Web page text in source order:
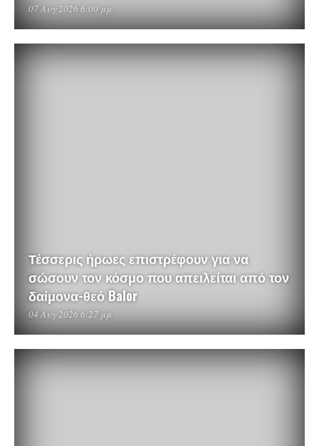
07 Αυγ 2026 6:00 μμ
Τέσσερις ήρωες επιστρέφουν για να
σώσουν τον κόσμο που απειλείται από τον
δαίμονα-θεό Balor
04 Αυγ 2026 6:27 μμ